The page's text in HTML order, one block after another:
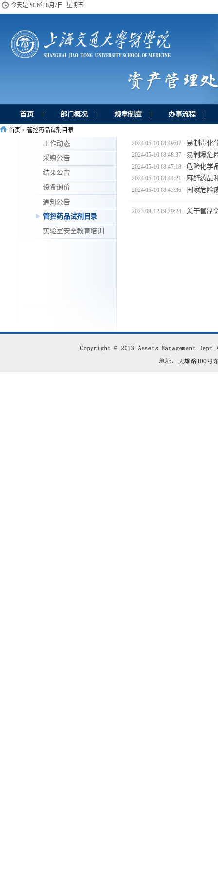
今天是2026年8月7日 星期五
首页 部门概况 规章制度 办事流程
首页 > 管控药品试剂目录
工作动态
采购公告
结果公告
设备询价
通知公告
管控药品试剂目录
实验室安全教育培训
2024-05-10 08:49:07 ·易制毒化
2024-05-10 08:48:37 ·易制爆危
2024-05-10 08:47:18 ·危险化学
2024-05-10 08:44:21 ·麻醉药品
2024-05-10 08:43:36 · 国家危险
2023-09-12 09:29:24 · 关于管制